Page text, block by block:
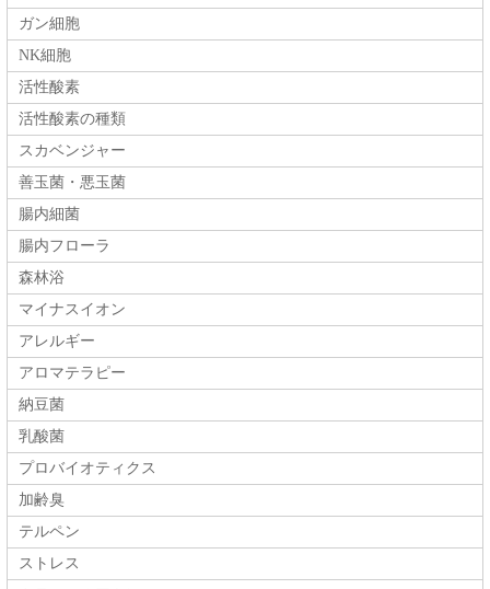
ガン細胞
NK細胞
活性酸素
活性酸素の種類
スカベンジャー
善玉菌・悪玉菌
腸内細菌
腸内フローラ
森林浴
マイナスイオン
アレルギー
アロマテラピー
納豆菌
乳酸菌
プロバイオティクス
加齢臭
テルペン
ストレス